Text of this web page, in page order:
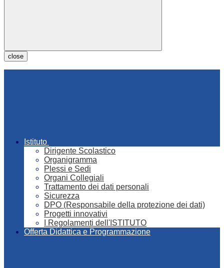
close
Istituto
Dirigente Scolastico
Organigramma
Plessi e Sedi
Organi Collegiali
Trattamento dei dati personali
Sicurezza
DPO (Responsabile della protezione dei dati)
Progetti innovativi
I Regolamenti dell'ISTITUTO
Offerta Didattica e Programmazione